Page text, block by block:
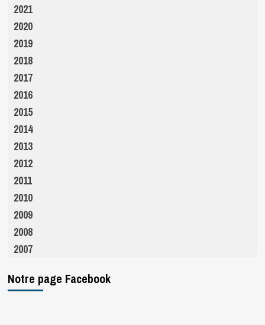
2021
2020
2019
2018
2017
2016
2015
2014
2013
2012
2011
2010
2009
2008
2007
Notre page Facebook